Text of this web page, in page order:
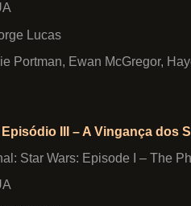
Lucas
Portman, Ewan McGregor,
III – A Vingança dos
Star Wars: Episode I – The